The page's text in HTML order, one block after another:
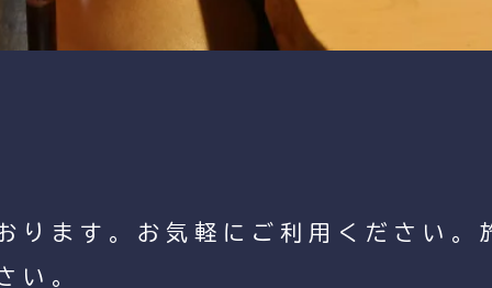
ります。お気軽にご利用ください。
い。